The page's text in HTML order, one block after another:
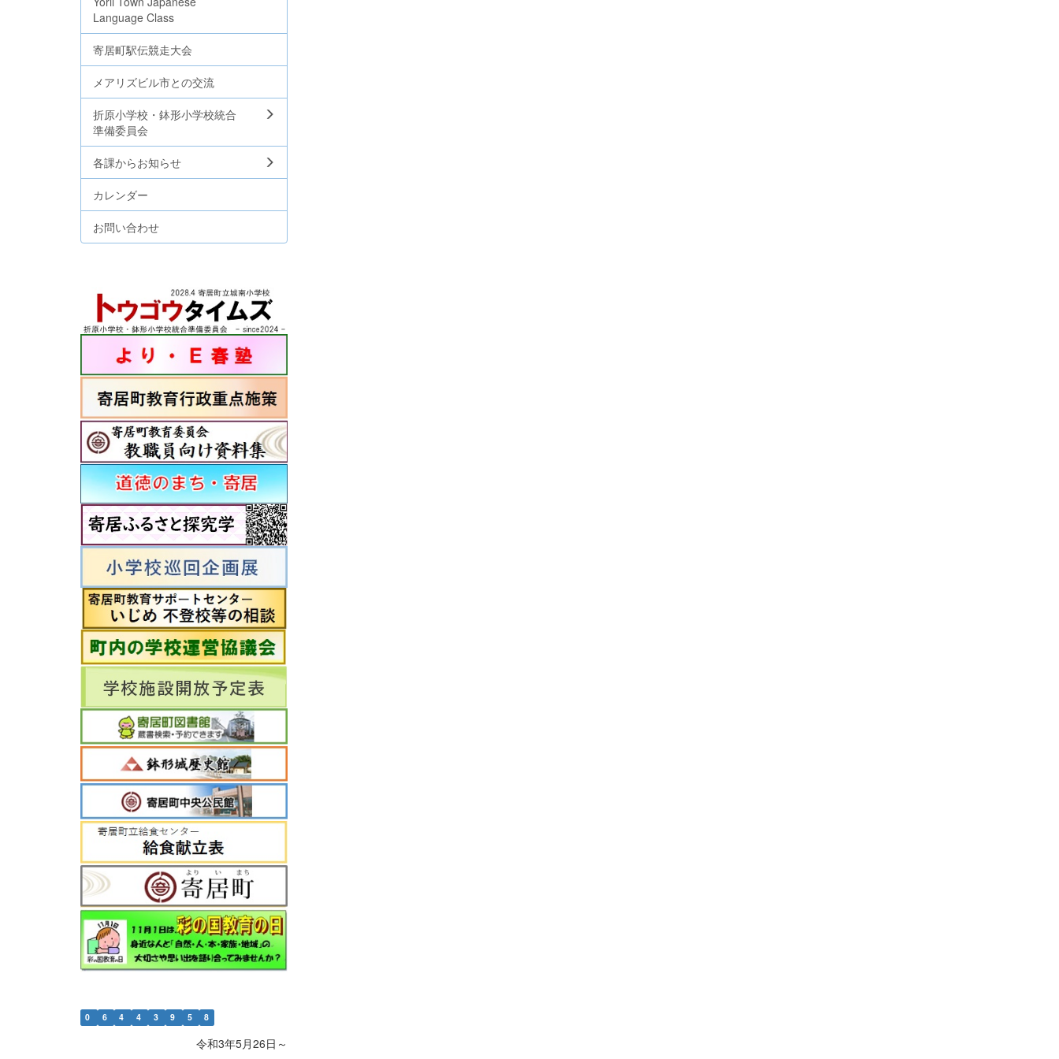
Language Class
寄居町駅伝競走大会
メアリズビル市との交流
折原小学校・鉢形小学校統合
準備委員会
各課からお知らせ
カレンダー
お問い合わせ
0 6 4 4 3 9 5 8
令和3年5月26日～